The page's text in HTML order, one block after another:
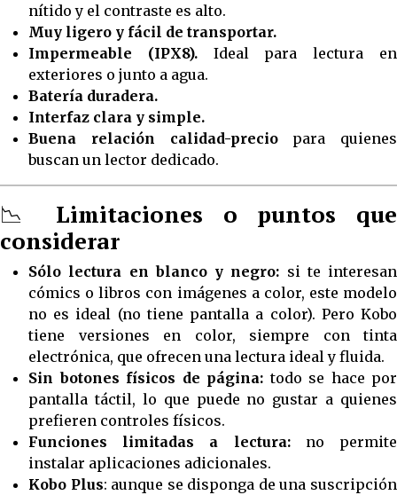
nítido y el contraste es alto.
Muy ligero y fácil de transportar.
Impermeable (IPX8).Ideal para lectura en
exteriores o junto a agua.
Batería duradera.
Interfaz clara y simple.
Buena relación calidad-preciopara quienes
buscan un lector dedicado.
📉 Limitaciones o puntos que
considerar
Sólo lectura en blanco y negro: si te interesan
cómics o libros con imágenes a color, este modelo
no es ideal (no tiene pantalla a color). Pero Kobo
tiene versiones en color, siempre con tinta
electrónica, que ofrecen una lectura ideal y fluida.
Sin botones físicos de página: todo se hace por
pantalla táctil, lo que puede no gustar a quienes
prefieren controles físicos.
Funciones limitadas a lectura:no permite
instalar aplicaciones adicionales.
Kobo Plus: aunque se disponga de una suscripción